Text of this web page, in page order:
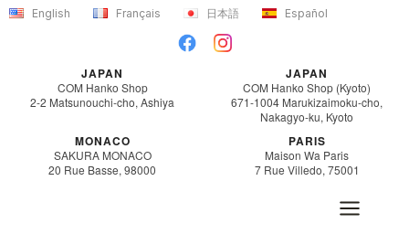
Skip
English Français 日本語 Español
JAPAN
COM Hanko Shop
2-2 Matsunouchi-cho, Ashiya
JAPAN
COM Hanko Shop (Kyoto)
671-1004 Marukizaimoku-cho,
Nakagyo-ku, Kyoto
MONACO
SAKURA MONACO
20 Rue Basse, 98000
PARIS
Maison Wa Paris
7 Rue Villedo, 75001